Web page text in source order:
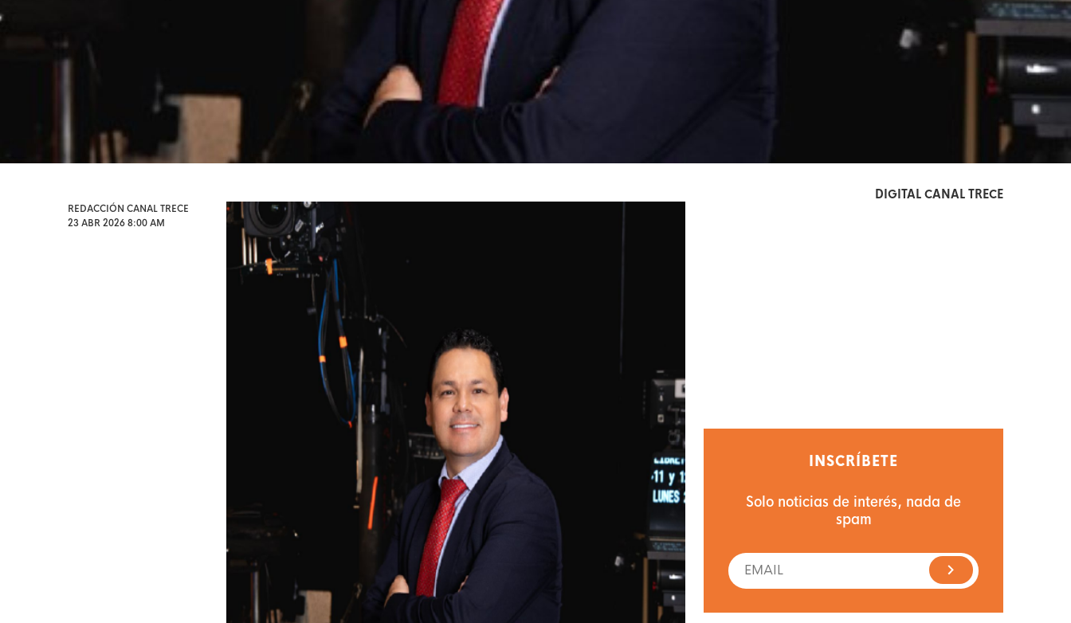
DIGITAL CANAL TRECE
REDACCIÓN CANAL TRECE
23 ABR 2026 8:00 AM
INSCRÍBETE
Solo noticias de interés, nada de
spam